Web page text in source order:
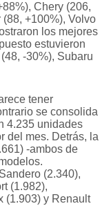
Chery (206,
+100%), Volvo
los mejores
estuvieron
-30%), Subaru
tener
se consolida
4.235 unidades
del mes. Detrás, la
-ambos de
(2.340),
(1.982),
(1.903) y Renault